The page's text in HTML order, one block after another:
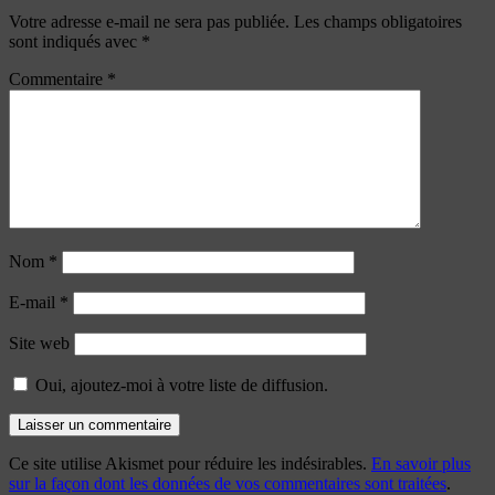
Votre adresse e-mail ne sera pas publiée. Les champs obligatoires
sont indiqués avec *
Commentaire *
Nom *
E-mail *
Site web
Oui, ajoutez-moi à votre liste de diffusion.
Ce site utilise Akismet pour réduire les indésirables. En savoir plus
sur la façon dont les données de vos commentaires sont traitées.